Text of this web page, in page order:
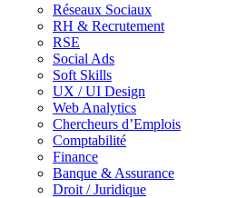
Réseaux Sociaux
RH & Recrutement
RSE
Social Ads
Soft Skills
UX / UI Design
Web Analytics
Chercheurs d’Emplois
Comptabilité
Finance
Banque & Assurance
Droit / Juridique